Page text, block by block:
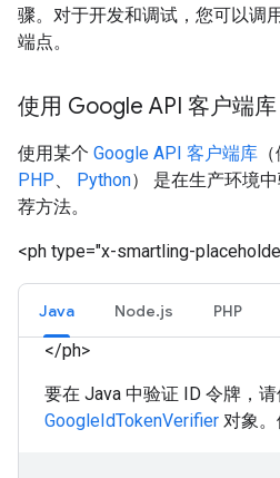
骤。对于开发和调试，您可以调
端点。
使用 Google API 客户端库
使用某个 Google API 客户端库
PHP、 Python） 是在生产环境
荐方法。
<ph type="x-smartling-
Java Node.js PHP
</ph>
要在 Java 中验证 ID 令牌，
GoogleIdTokenVerifier 对象。